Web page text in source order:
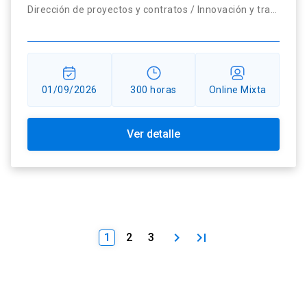
Dirección de proyectos y contratos / Innovación y transformación digital
01/09/2026 300 horas Online Mixta
Ver detalle
1 2 3 keyboard_arrow_right last_page